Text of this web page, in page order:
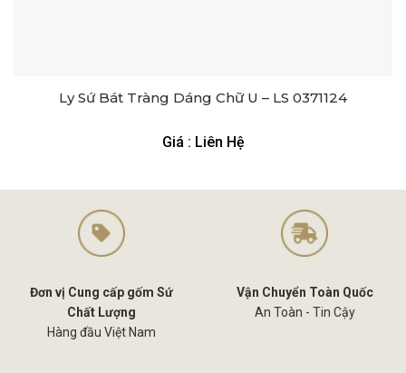
Ly Sứ Bát Tràng Dáng Chữ U – LS 0371124
Giá : Liên Hệ
Đơn vị Cung cấp gốm Sứ
Chất Lượng
Hàng đầu Việt Nam
Vận Chuyển Toàn Quốc
An Toàn - Tin Cậy